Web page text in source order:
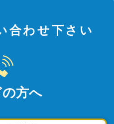
合わせ下さい
方へ